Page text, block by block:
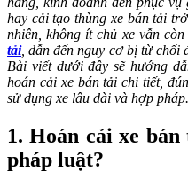
hay cải tạo thùng xe bán tải
nhiên, không ít chủ xe vẫn
tải, dẫn đến nguy cơ bị từ chối
Bài viết dưới đây sẽ hướng
hoán cải xe bán tải chi tiết,
sử dụng xe lâu dài và hợp pháp.
1.Hoán cải xe
pháp luật?